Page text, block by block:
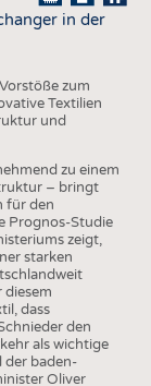
in der
zum
Textilien
und
zu einem
– bringt
für den
Prognos-Studie
zeigt,
starken
diesem
dass
den
als wichtige
der baden-
Oliver